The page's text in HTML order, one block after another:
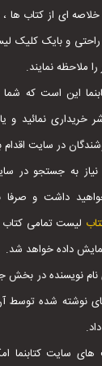
ای از کتاب ها ،
راحتی و بایک کلیک
ملاحظه نمایند.
این است که شما
خریداری نمائید و
در سایت اقدام
نیاز به جستجو
داشت و صرفا
لیست تمامی
داده خواهد شد.
نویسنده در بخش
نوشته شده توسط
های سایت